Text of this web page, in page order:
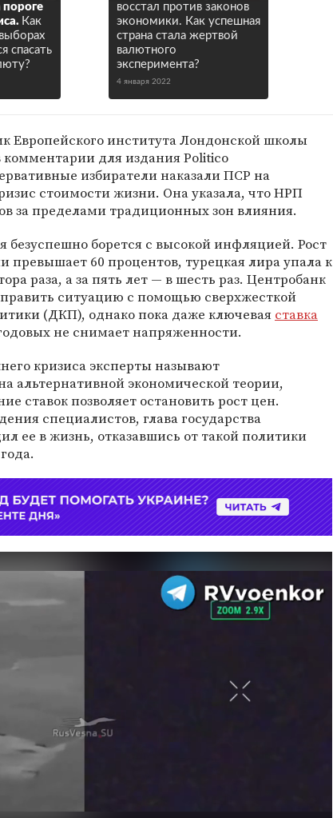
пороге
Как
спасать
восстал против законов
экономики. Как успешная
страна стала жертвой
валютного
эксперимента?
4 января 2022
Европейского института Лондонской школы
для издания Politico
избиратели наказали ПСР на
стоимости жизни. Она указала, что НРП
за пределами традиционных зон влияния.
безуспешно борется с высокой инфляцией. Рост
превышает 60 процентов, турецкая лира упала к
раза, а за пять лет — в шесть раз. Центробанк
ситуацию с помощью сверхжесткой
(ДКП), однако пока даже ключевая ставка
не снимает напряженности.
кризиса эксперты называют
альтернативной экономической теории,
ставок позволяет остановить рост цен.
специалистов, глава государства
ее в жизнь, отказавшись от такой политики